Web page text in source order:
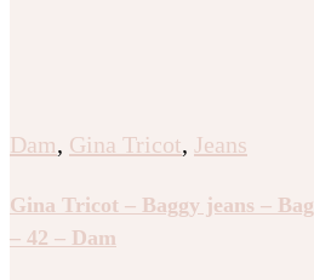
Dam, Gina Tricot, Jeans
Gina Tricot – Baggy jeans –
– 42 – Dam